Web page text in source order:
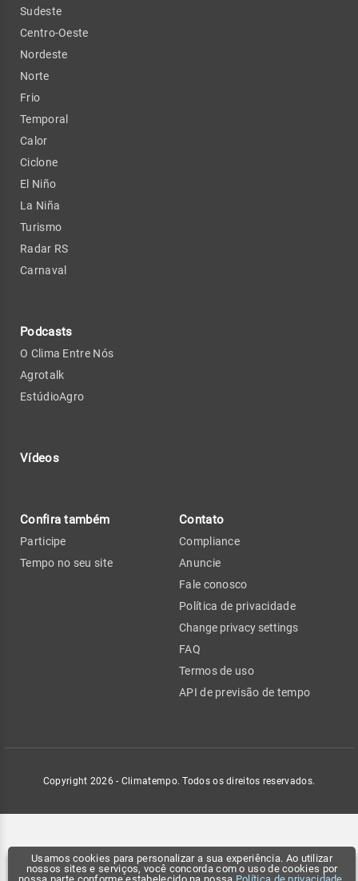
Usamos cookies para personalizar a sua experiência. Ao utilizar
nossos sites e serviços, você concorda com o uso de cookies por
Sudeste
Centro-Oeste
Nordeste
Norte
Frio
Temporal
Calor
Ciclone
El Niño
La Niña
Turismo
Radar RS
Carnaval
Podcasts
O Clima Entre Nós
Agrotalk
EstúdioAgro
Vídeos
Confira também
Participe
Tempo no seu site
Contato
Compliance
Anuncie
Fale conosco
Política de privacidade
Change privacy settings
FAQ
Termos de uso
API de previsão de tempo
Copyright 2026 - Climatempo. Todos os direitos reservados.